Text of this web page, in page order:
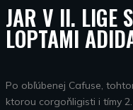
JAR V II. LIGE
LOPTAMI
Po obľúbenej Cafuse,
ktorou corgoňligisti i tímy